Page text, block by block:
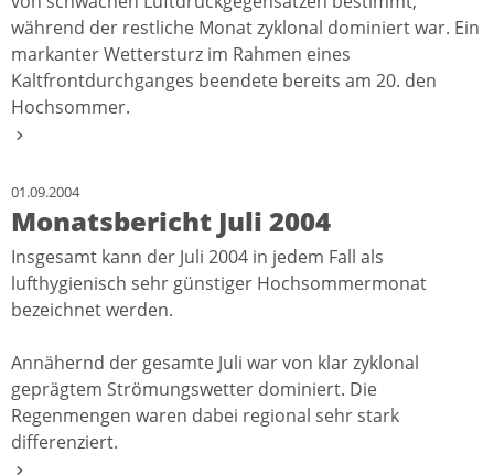
während der restliche Monat zyklonal dominiert war. Ein
markanter Wettersturz im Rahmen eines
Kaltfrontdurchganges beendete bereits am 20. den
Hochsommer.
01.09.2004
Monatsbericht Juli 2004
Insgesamt kann der Juli 2004 in jedem Fall als
lufthygienisch sehr günstiger Hochsommermonat
bezeichnet werden.
Annähernd der gesamte Juli war von klar zyklonal
geprägtem Strömungswetter dominiert. Die
Regenmengen waren dabei regional sehr stark
differenziert.